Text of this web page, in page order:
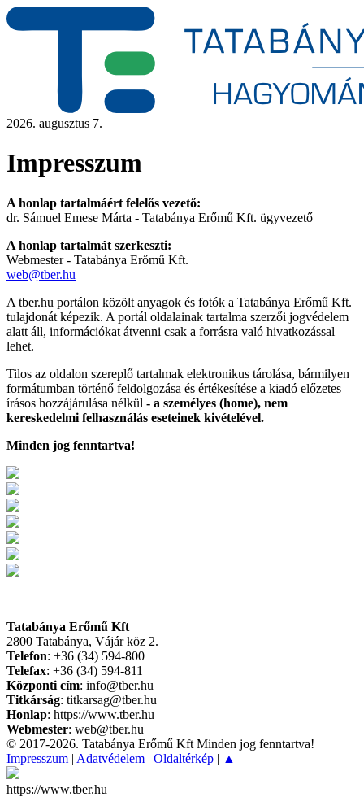
2026. augusztus 7.
Impresszum
A honlap tartalmáért felelős vezető:
dr. Sámuel Emese Márta - Tatabánya Erőmű Kft. ügyvezető
A honlap tartalmát szerkeszti:
Webmester - Tatabánya Erőmű Kft.
web@tber.hu
A tber.hu portálon közölt anyagok és fotók a Tatabánya Erőmű Kft.
tulajdonát képezik. A portál oldalainak tartalma szerzői jogvédelem
alatt áll, információkat átvenni csak a forrásra való hivatkozással
lehet.
Tilos az oldalon szereplő tartalmak elektronikus tárolása, bármilyen
formátumban történő feldolgozása és értékesítése a kiadó előzetes
írásos hozzájárulása nélkül - a személyes (home), nem
kereskedelmi felhasználás eseteinek kivételével.
Minden jog fenntartva!
Tatabánya Erőmű Kft
2800 Tatabánya, Vájár köz 2.
Telefon: +36 (34) 594-800
Telefax: +36 (34) 594-811
Központi cím: info@tber.hu
Titkárság: titkarsag@tber.hu
Honlap: https://www.tber.hu
Webmester: web@tber.hu
© 2017-2026. Tatabánya Erőmű Kft Minden jog fenntartva!
Impresszum | Adatvédelem | Oldaltérkép | ▲
https://www.tber.hu